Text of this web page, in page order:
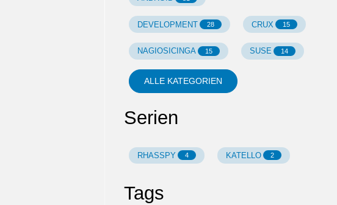
DEVELOPMENT 28 CRUX 15
NAGIOSICINGA 15 SUSE 14
ALLE KATEGORIEN
Serien
RHASSPY 4 KATELLO 2
Tags